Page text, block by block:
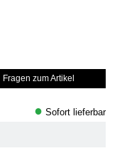
Fragen zum Artikel
● Sofort lieferbar